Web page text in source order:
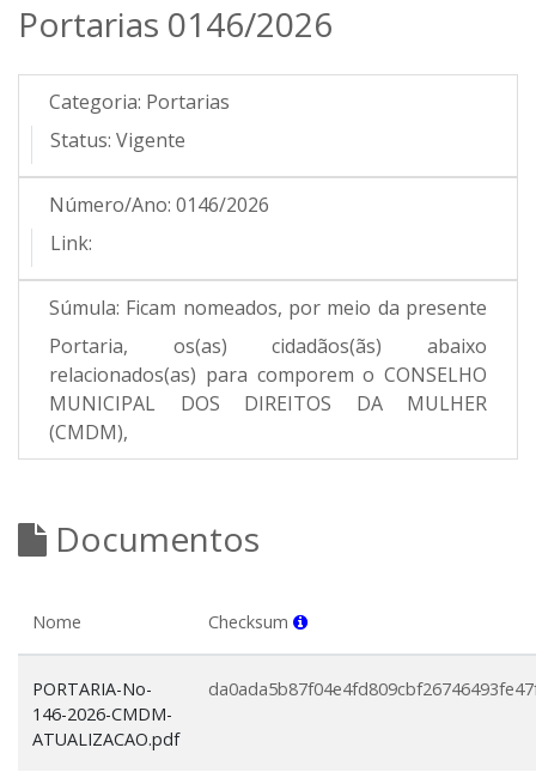
Portarias 0146/2026
Categoria: Portarias
Status: Vigente
Número/Ano: 0146/2026
Link:
Súmula: Ficam nomeados, por meio da presente
Portaria, os(as) cidadãos(ãs) abaixo
relacionados(as) para comporem o CONSELHO
MUNICIPAL DOS DIREITOS DA MULHER
(CMDM),
Documentos
Nome Checksum
PORTARIA-No-
146-2026-CMDM-
ATUALIZACAO.pdf